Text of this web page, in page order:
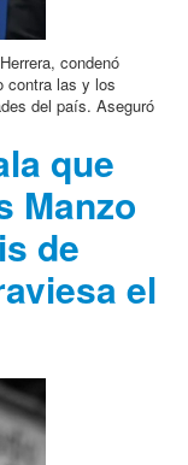
condenó
contra las y los
del país. Aseguró
que
Manzo
de
el